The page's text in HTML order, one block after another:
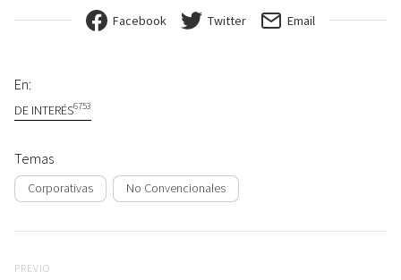
Facebook Twitter Email
En:
DE INTERÉS6753
Temas
Corporativas No Convencionales
Previo
PREVIO